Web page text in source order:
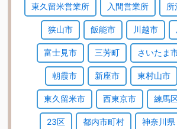
東久留米営業所 入間営業所 所
狭山市 飯能市 川越市
富士見市 三芳町 さいたま
朝霞市 新座市 東村山市
東久留米市 西東京市 練馬
23区 都内市町村 神奈川県